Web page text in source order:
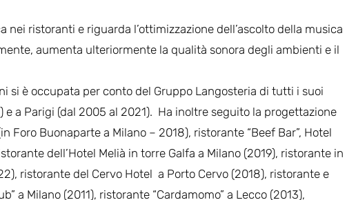
nei ristoranti e riguarda l’ottimizzazione dell’ascolto della musica
aumenta ulteriormente la qualità sonora degli ambienti e il
si è occupata per conto del Gruppo Langosteria di tutti i suoi
e a Parigi (dal 2005 al 2021). Ha inoltre seguito la progettazione
Foro Buonaparte a Milano – 2018), ristorante “Beef Bar”, Hotel
dell’Hotel Melià in torre Galfa a Milano (2019), ristorante in
ristorante del Cervo Hotel a Porto Cervo (2018), ristorante e
a Milano (2011), ristorante “Cardamomo” a Lecco (2013),